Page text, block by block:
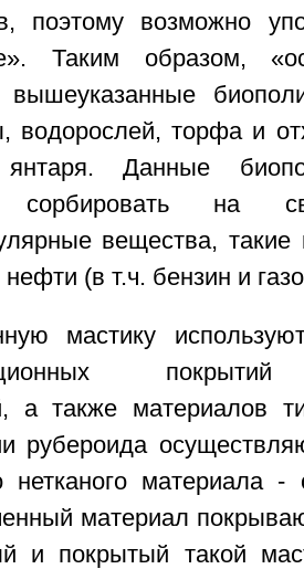
поэтому возможно
Таким образом,
вышеуказанные
водорослей, торфа и
янтаря. Данные
сорбировать на
вещества, такие
(в т.ч. бензин и
мастику
покрытий
а также материалов
рубероида
нетканого материала
материал
и покрытый такой